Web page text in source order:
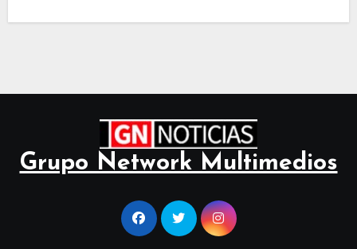
Grupo Network Multimedios